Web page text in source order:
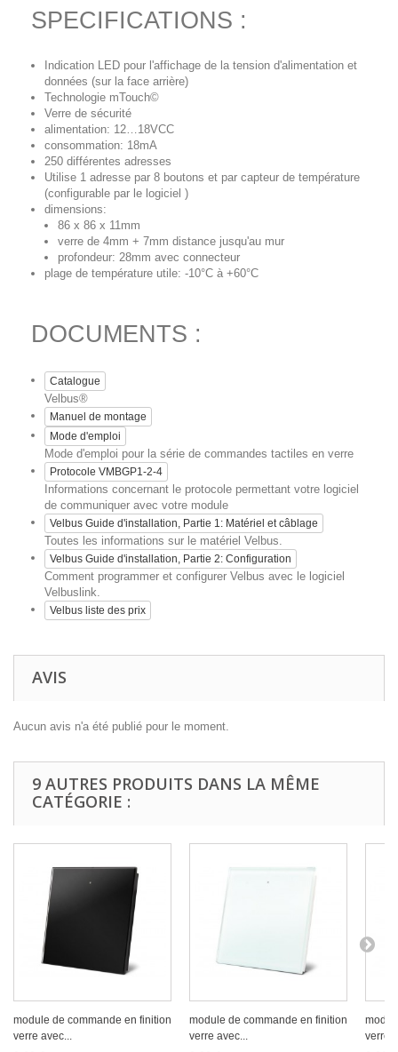
SPECIFICATIONS :
Indication LED pour l'affichage de la tension d'alimentation et
données (sur la face arrière)
Technologie mTouch©
Verre de sécurité
alimentation: 12…18VCC
consommation: 18mA
250 différentes adresses
Utilise 1 adresse par 8 boutons et par capteur de température
(configurable par le logiciel )
dimensions:
86 x 86 x 11mm
verre de 4mm + 7mm distance jusqu'au mur
profondeur: 28mm avec connecteur
plage de température utile: -10°C à +60°C
DOCUMENTS :
Catalogue
Velbus®
Manuel de montage
Mode d'emploi
Mode d'emploi pour la série de commandes tactiles en verre
Protocole VMBGP1-2-4
Informations concernant le protocole permettant votre logiciel
de communiquer avec votre module
Velbus Guide d'installation, Partie 1: Matériel et câblage
Toutes les informations sur le matériel Velbus.
Velbus Guide d'installation, Partie 2: Configuration
Comment programmer et configurer Velbus avec le logiciel
Velbuslink.
Velbus liste des prix
AVIS
Aucun avis n'a été publié pour le moment.
9 AUTRES PRODUITS DANS LA MÊME
CATÉGORIE :
module de commande en finition
verre avec...
module de commande en finition
verre avec...
verre